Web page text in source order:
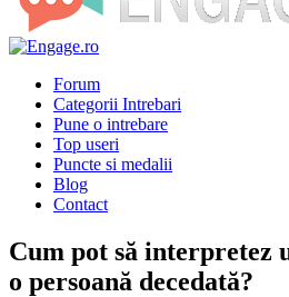
Forum
Categorii Intrebari
Pune o intrebare
Top useri
Puncte si medalii
Blog
Contact
Cum pot să interpretez
o persoană decedată?